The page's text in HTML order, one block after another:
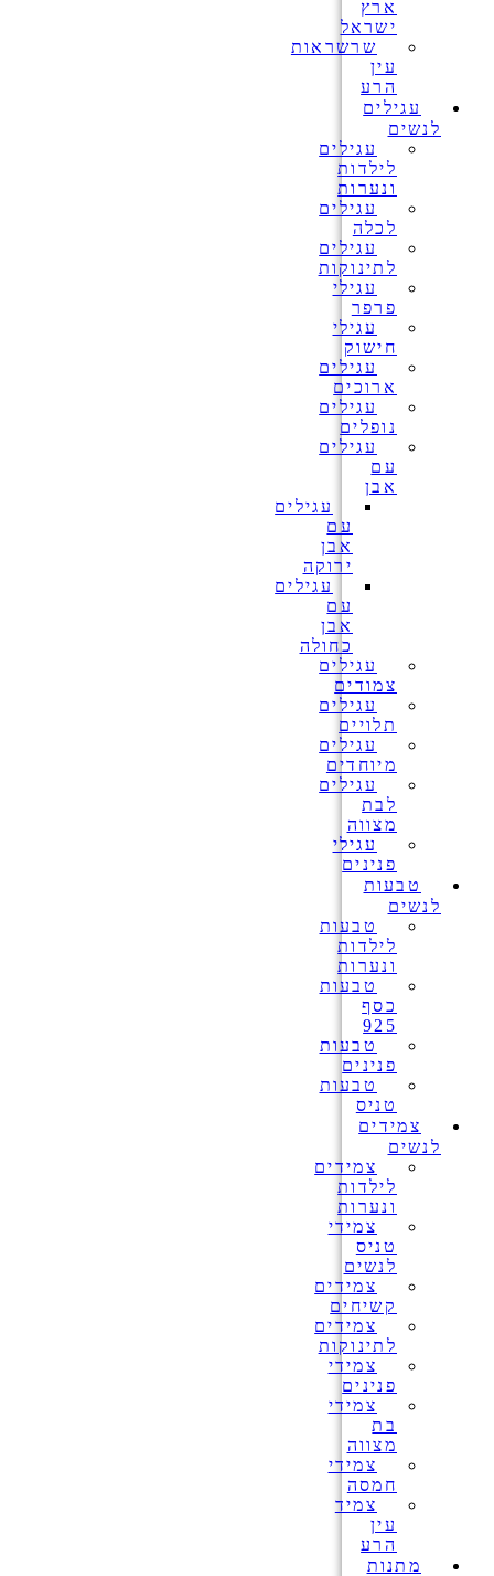
ארץ
ישראל
שרשראות
עין
הרע
עגילים
לנשים
עגילים
לילדות
ונערות
עגילים
לכלה
עגילים
לתינוקות
עגילי
פרפר
עגילי
חישוק
עגילים
ארוכים
עגילים
נופלים
עגילים
עם
אבן
עגילים
עם
אבן
ירוקה
עגילים
עם
אבן
כחולה
עגילים
צמודים
עגילים
תלויים
עגילים
מיוחדים
עגילים
לבת
מצווה
עגילי
פנינים
טבעות
לנשים
טבעות
לילדות
ונערות
טבעות
כסף
925
טבעות
פנינים
טבעות
טניס
צמידים
לנשים
צמידים
לילדות
ונערות
צמידי
טניס
לנשים
צמידים
קשיחים
צמידים
לתינוקות
צמידי
פנינים
צמידי
בת
מצווה
צמידי
חמסה
צמיד
עין
הרע
מתנות